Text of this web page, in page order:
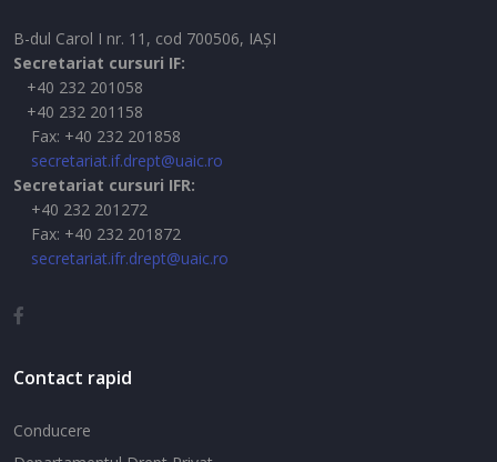
B-dul Carol I nr. 11, cod 700506, IAŞI
Secretariat cursuri IF:
+40 232 201058
+40 232 201158
Fax: +40 232 201858
secretariat.if.drept@uaic.ro
Secretariat cursuri IFR:
+40 232 201272
Fax: +40 232 201872
secretariat.ifr.drept@uaic.ro
Contact rapid
Conducere